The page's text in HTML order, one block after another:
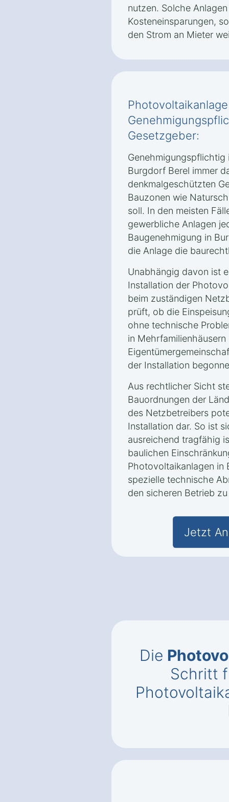
nutzen. Solche
Kosteneinsparungen,
den Strom an Mieter
Gesetzgeber:
Burgdorf Berel immer
denkmalgeschützten
Bauzonen wie
soll. In den meisten
gewerbliche Anlagen
Baugenehmigung in
die Anlage die
Unabhängig davon ist
Installation der
beim zuständigen
prüft, ob die
ohne technische
in
der Installation
Aus rechtlicher Sicht
Bauordnungen der
des Netzbetreibers
Installation dar. So ist
ausreichend tragfähig
baulichen
Photovoltaikanlagen in
spezielle technische
den sicheren Betrieb
Jetzt
Die
Schritt